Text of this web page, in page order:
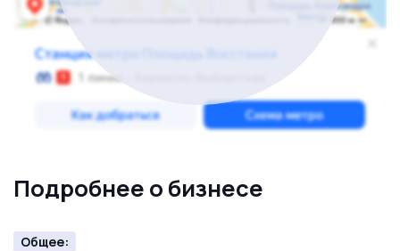
Подробнее о бизнесе
Общее: